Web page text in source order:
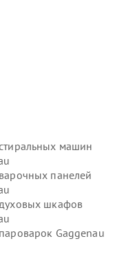
машин
панелей
шкафов
Gaggenau